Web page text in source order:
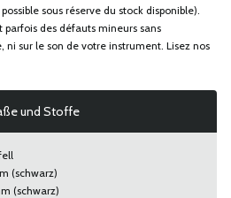
sous réserve du stock disponible).
des défauts mineurs sans
ni sur le son de votre instrument. Lisez nos
und Stoffe
(schwarz)
(schwarz)